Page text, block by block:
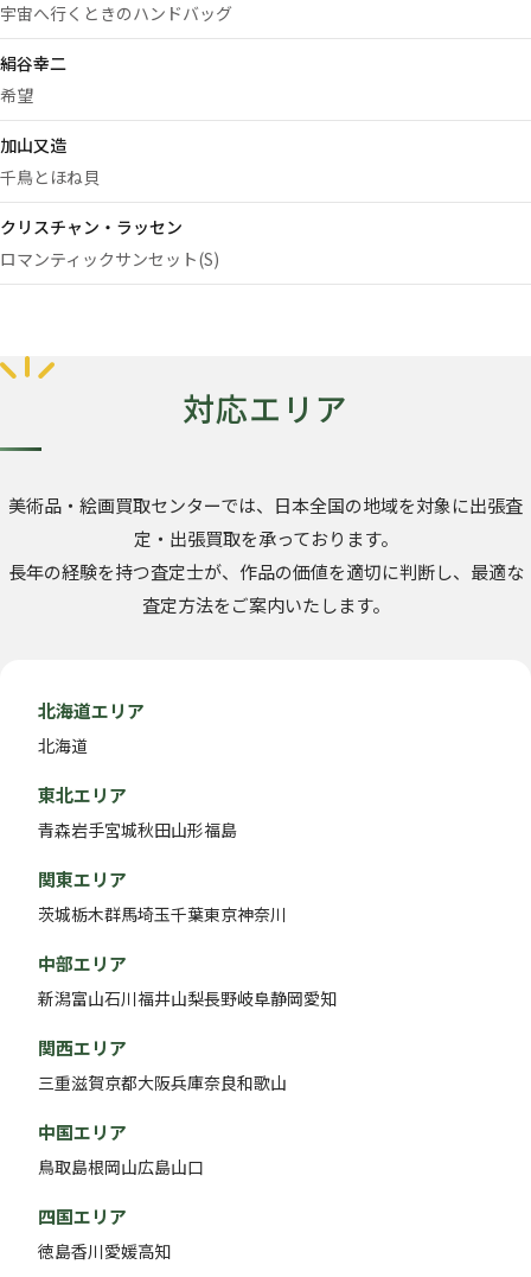
宇宙へ行くときのハンドバッグ
絹谷幸二
希望
加山又造
千鳥とほね貝
クリスチャン・ラッセン
ロマンティックサンセット(S)
対応エリア
美術品・絵画買取センターでは、日本全国の地域を対象に出張査
定・出張買取を承っております。
長年の経験を持つ査定士が、作品の価値を適切に判断し、最適な
査定方法をご案内いたします。
北海道エリア
北海道
東北エリア
青森岩手宮城秋田山形福島
関東エリア
茨城栃木群馬埼玉千葉東京神奈川
中部エリア
新潟富山石川福井山梨長野岐阜静岡愛知
関西エリア
三重滋賀京都大阪兵庫奈良和歌山
中国エリア
鳥取島根岡山広島山口
四国エリア
徳島香川愛媛高知